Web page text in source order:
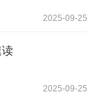
2025-09-25
读
2025-09-25